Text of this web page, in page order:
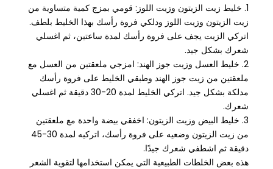
1. خليط زيت الزيتون وزيت اللوز: قومي بمزج كمية متساوية من
زيت الزيتون وزيت اللوز ودلكي فروة رأسك بهذا الخليط بلطف.
اتركي الزيت يجف على فروة رأسك لمدة ساعتين، ثم اغسلي
شعرك بشكل جيد.
2. خليط العسل وزيت جوز الهند: امزجي ملعقتين من العسل مع
ملعقتين من زيت جوز الهند وطبقي الخليط على فروة رأسك
مدلكة بشكل جيد. اتركي الخليط لمدة 20-30 دقيقة ثم اغسلي
شعرك.
3. خليط البيض وزيت الزيتون: اخفقي بيضة واحدة مع ملعقتين
من زيت الزيتون وضعيه على فروة رأسك، اتركيه لمدة 30-45
دقيقة ثم اشطفي شعرك جيدًا.
هذه بعض الخلطات الطبيعية التي يمكن استخدامها لتقوية الشعر